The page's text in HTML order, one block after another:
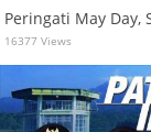
Peringati May Day,
16377 Views